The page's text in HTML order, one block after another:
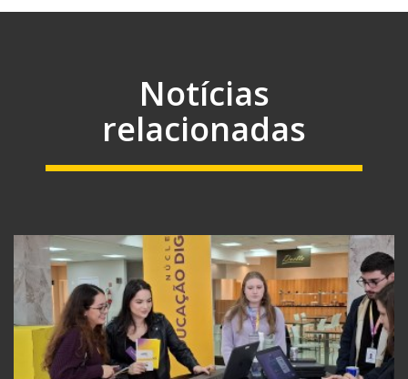
Notícias
relacionadas